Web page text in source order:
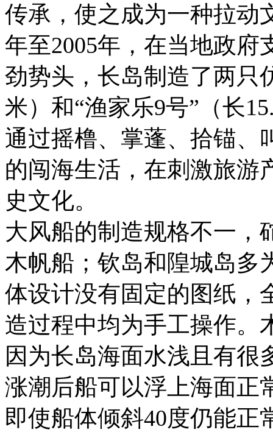
传承，使之成为一种拉动
年至2005年，在当地政
劲势头，长岛制造了两只
米）和“渔家乐9号”（长
通过摇橹、掌蓬、拾锚、
的闯海生活，在刺激旅游
史文化。
大风船的制造规格不一，
木帆船；钦岛和隍城岛多
体设计没有固定的图纸，
造过程中均为手工操作。
因为长岛海面水浅且有很
涨潮后船可以浮上海面正
即使船体倾斜40度仍能正